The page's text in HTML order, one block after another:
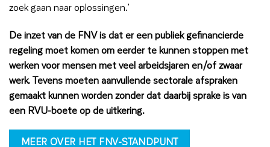
zoek gaan naar oplossingen.’
De inzet van de FNV is dat er een publiek gefinancierde
regeling moet komen om eerder te kunnen stoppen met
werken voor mensen met veel arbeidsjaren en/of zwaar
werk. Tevens moeten aanvullende sectorale afspraken
gemaakt kunnen worden zonder dat daarbij sprake is van
een RVU-boete op de uitkering.
MEER OVER HET FNV-STANDPUNT